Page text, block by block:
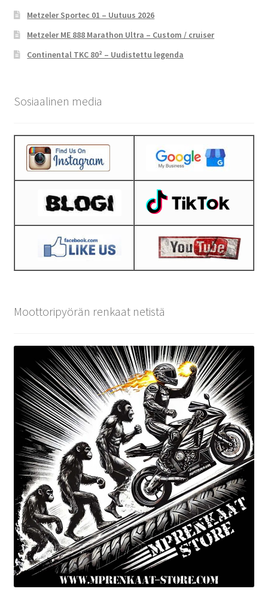
Metzeler Sportec 01 – Uutuus 2026
Metzeler ME 888 Marathon Ultra – Custom / cruiser
Continental TKC 80² – Uudistettu legenda
Sosiaalinen media
Moottoripyörän renkaat netistä